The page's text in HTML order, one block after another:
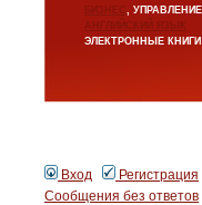
БИЗНЕС,
АНГЛИЙСКИЙ ЯЗЫК
ЭЛЕКТРОННЫЕ КНИГИ
Вход
Регистрация
Сообщения без ответов